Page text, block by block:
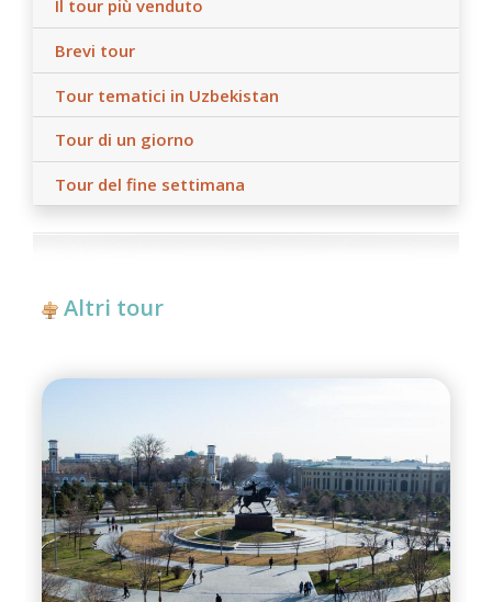
Il tour più venduto
Brevi tour
Tour tematici in Uzbekistan
Tour di un giorno
Tour del fine settimana
Altri tour